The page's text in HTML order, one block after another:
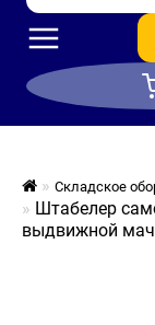
Складское
Штабелер
выдвижной